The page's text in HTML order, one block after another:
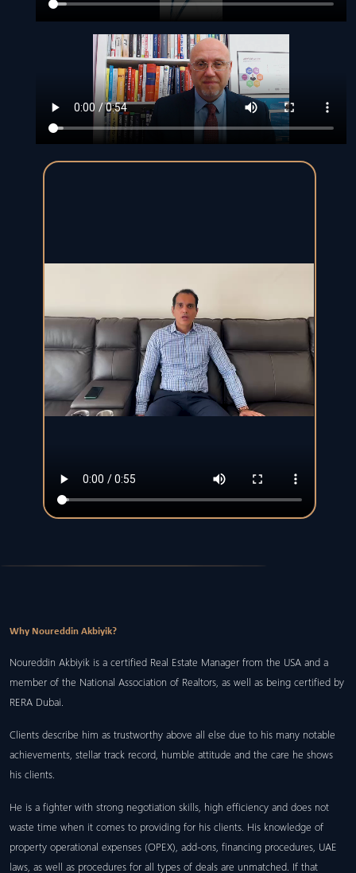
Why Noureddin Akbiyik?
Noureddin Akbiyik is a certified Real Estate Manager from the USA and a
member of the National Association of Realtors, as well as being certified by
RERA Dubai.
Clients describe him as trustworthy above all else due to his many notable
achievements, stellar track record, humble attitude and the care he shows
his clients.
He is a fighter with strong negotiation skills, high efficiency and does not
waste time when it comes to providing for his clients. His knowledge of
property operational expenses (OPEX), add-ons, financing procedures, UAE
laws, as well as procedures for all types of deals are unmatched. If that